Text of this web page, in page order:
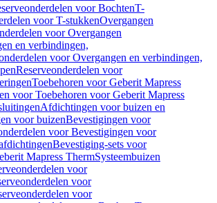
voor BochtenT-
voor T-stukkenOvergangen
voor Overgangen
en verbindingen,
voor Overgangen en verbindingen,
Reserveonderdelen voor
Toebehoren voor Geberit Mapress
voor Toebehoren voor Geberit Mapress
Afdichtingen voor buizen en
voor buizenBevestigingen voor
voor Bevestigingen voor
Bevestiging-sets voor
Mapress ThermSysteembuizen
voor
voor
voor